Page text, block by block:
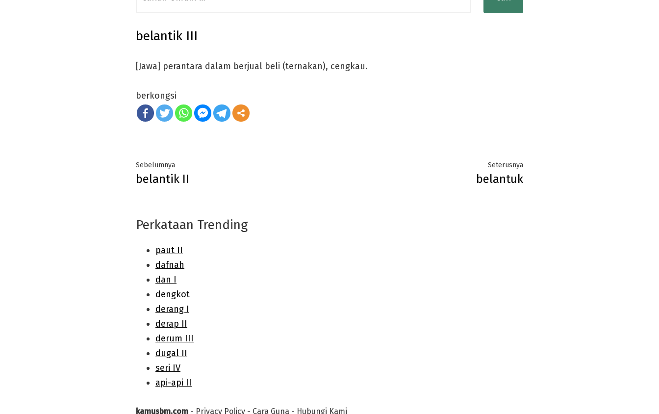
for:
belantik III
[Jawa] perantara dalam berjual beli (ternakan), cengkau.
berkongsi
Post
navigation
SebelumnyaPrevious
post:
belantik II
SeterusnyaNext
post:
belantuk
Perkataan Trending
kamusbm.com - Privacy Policy - Cara Guna - Hubungi Kami